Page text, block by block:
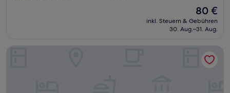
Bewertungen)
Der
Preis
beträgt
80 €
inkl. Steuern & Gebühren
30. Aug.–31. Aug.
ibis budget Belo Horizonte Savassi